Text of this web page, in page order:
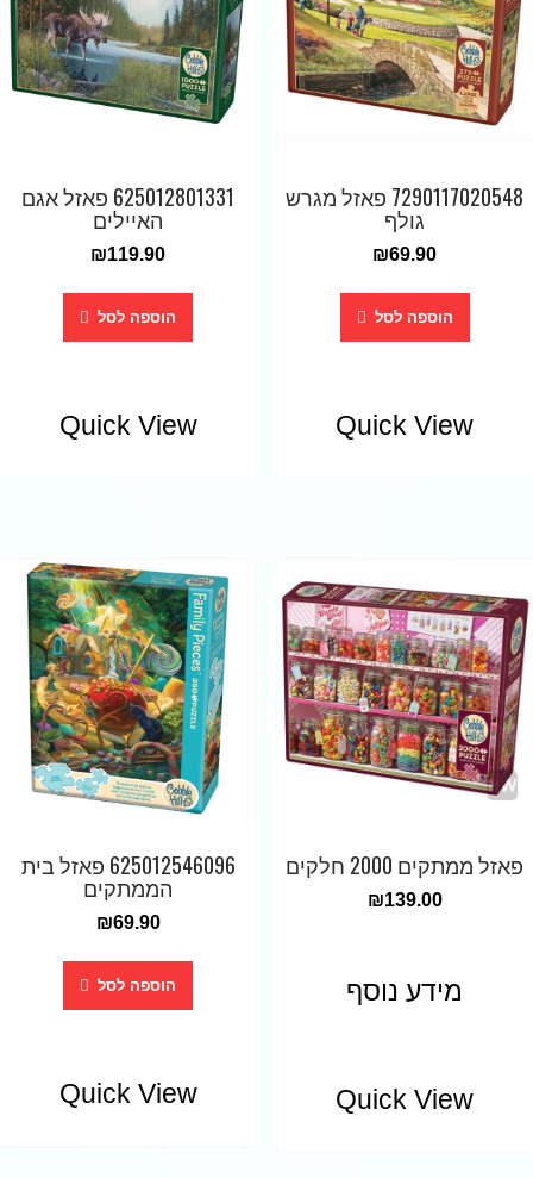
7290117020548 פאזל מגרש
גולף
₪69.90
הוספה לסל
Quick View
625012801331 פאזל אגם
האיילים
₪119.90
הוספה לסל
Quick View
פאזל ממתקים 2000 חלקים
₪139.00
מידע נוסף
Quick View
625012546096 פאזל בית
הממתקים
₪69.90
הוספה לסל
Quick View